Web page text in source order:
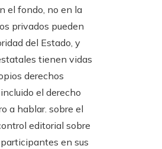
el fondo, no en la
privados pueden
del Estado, y
tienen vidas
derechos
el derecho
a hablar. sobre el
editorial sobre
en sus